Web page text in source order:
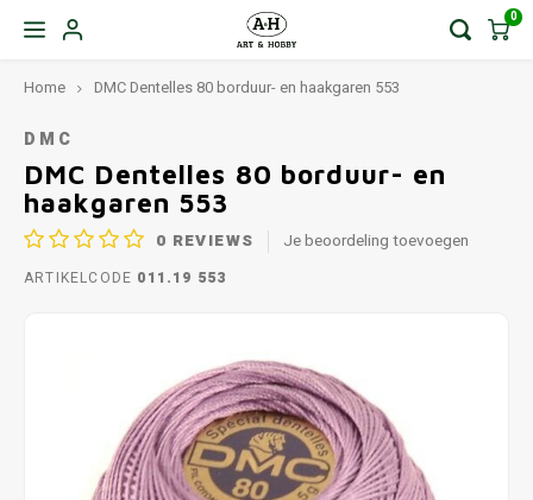
0
Home DMC Dentelles 80 borduur- en haakgaren 553
DMC
DMC Dentelles 80 borduur- en
haakgaren 553
0 REVIEWS Je beoordeling toevoegen
ARTIKELCODE 011.19 553